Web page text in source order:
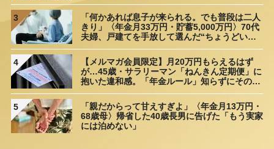
3
「何かあれば息子が来られる。でも普段は二人
きり」〈年金月33万円・貯蓄5,000万円〉70代
夫婦、戸建てを手放して選んだ“ちょうどいい
4
【メルマガ会員限定】月20万円もらえるはず
が…45歳・サラリーマン「ねんきん定期便」に
抱いた違和感。「年金ルール」知らずにそのま
然「何かの間違いでは？」
5
「親だからって甘えすぎよ」〈年金月13万円・
68歳母〉帰省した40歳長男に告げた「もう実家
には泊めない」